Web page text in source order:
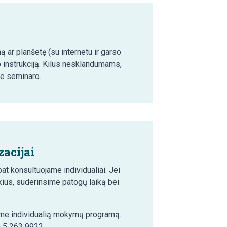
ar planšetę (su internetu ir garso
Kilus nesklandumams,
seminaro.
konsultuojame individualiai. Jei
suderinsime patogų laiką bei
individualią mokymų programą.